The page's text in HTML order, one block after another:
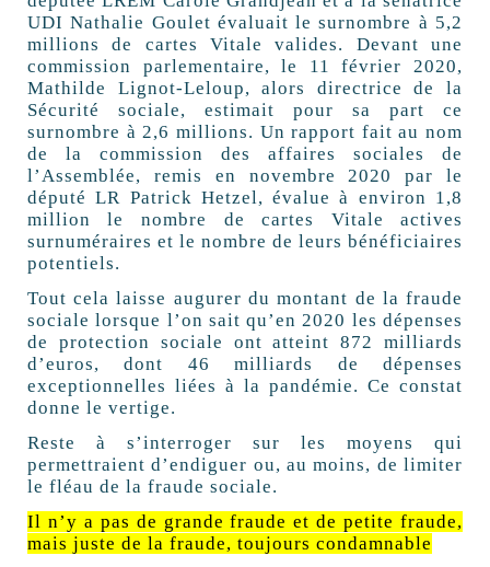
UDI Nathalie Goulet évaluait le surnombre à 5,2
millions de cartes Vitale valides. Devant une
commission parlementaire, le 11 février 2020,
Mathilde Lignot-Leloup, alors directrice de la
Sécurité sociale, estimait pour sa part ce
surnombre à 2,6 millions. Un rapport fait au nom
de la commission des affaires sociales de
l’Assemblée, remis en novembre 2020 par le
député LR Patrick Hetzel, évalue à environ 1,8
million le nombre de cartes Vitale actives
surnuméraires et le nombre de leurs bénéficiaires
potentiels.
Tout cela laisse augurer du montant de la fraude
sociale lorsque l’on sait qu’en 2020 les dépenses
de protection sociale ont atteint 872 milliards
d’euros, dont 46 milliards de dépenses
exceptionnelles liées à la pandémie. Ce constat
donne le vertige.
Reste à s’interroger sur les moyens qui
permettraient d’endiguer ou, au moins, de limiter
le fléau de la fraude sociale.
Il n’y a pas de grande fraude et de petite fraude,
mais juste de la fraude, toujours condamnable